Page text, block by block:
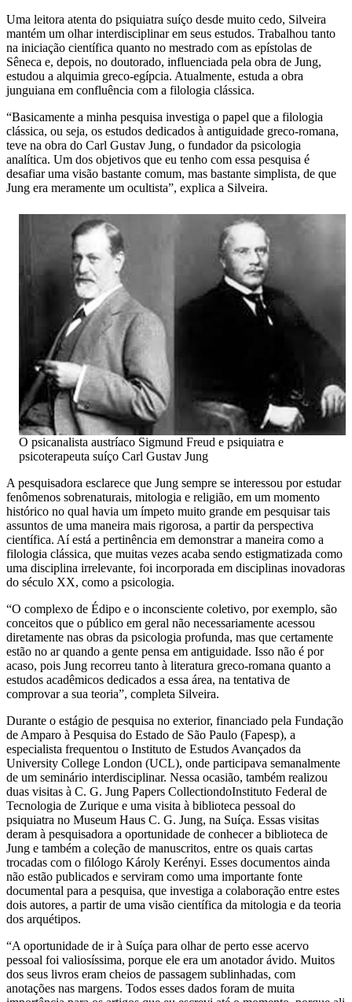
Uma leitora atenta do psiquiatra suíço desde muito cedo, Silveira
mantém um olhar interdisciplinar em seus estudos. Trabalhou tanto
na iniciação científica quanto no mestrado com as epístolas de
Sêneca e, depois, no doutorado, influenciada pela obra de Jung,
estudou a alquimia greco-egípcia. Atualmente, estuda a obra
junguiana em confluência com a filologia clássica.
“Basicamente a minha pesquisa investiga o papel que a filologia
clássica, ou seja, os estudos dedicados à antiguidade greco-romana,
teve na obra do Carl Gustav Jung, o fundador da psicologia
analítica. Um dos objetivos que eu tenho com essa pesquisa é
desafiar uma visão bastante comum, mas bastante simplista, de que
Jung era meramente um ocultista”, explica a Silveira.
O psicanalista austríaco Sigmund Freud e psiquiatra e
psicoterapeuta suíço Carl Gustav Jung
A pesquisadora esclarece que Jung sempre se interessou por estudar
fenômenos sobrenaturais, mitologia e religião, em um momento
histórico no qual havia um ímpeto muito grande em pesquisar tais
assuntos de uma maneira mais rigorosa, a partir da perspectiva
científica. Aí está a pertinência em demonstrar a maneira como a
filologia clássica, que muitas vezes acaba sendo estigmatizada como
uma disciplina irrelevante, foi incorporada em disciplinas inovadoras
do século XX, como a psicologia.
“O complexo de Édipo e o inconsciente coletivo, por exemplo, são
conceitos que o público em geral não necessariamente acessou
diretamente nas obras da psicologia profunda, mas que certamente
estão no ar quando a gente pensa em antiguidade. Isso não é por
acaso, pois Jung recorreu tanto à literatura greco-romana quanto a
estudos acadêmicos dedicados a essa área, na tentativa de
comprovar a sua teoria”, completa Silveira.
Durante o estágio de pesquisa no exterior, financiado pela Fundação
de Amparo à Pesquisa do Estado de São Paulo (Fapesp), a
especialista frequentou o Instituto de Estudos Avançados da
University College London (UCL), onde participava semanalmente
de um seminário interdisciplinar. Nessa ocasião, também realizou
duas visitas à C. G. Jung Papers CollectiondoInstituto Federal de
Tecnologia de Zurique e uma visita à biblioteca pessoal do
psiquiatra no Museum Haus C. G. Jung, na Suíça. Essas visitas
deram à pesquisadora a oportunidade de conhecer a biblioteca de
Jung e também a coleção de manuscritos, entre os quais cartas
trocadas com o filólogo Károly Kerényi. Esses documentos ainda
não estão publicados e serviram como uma importante fonte
documental para a pesquisa, que investiga a colaboração entre estes
dois autores, a partir de uma visão científica da mitologia e da teoria
dos arquétipos.
“A oportunidade de ir à Suíça para olhar de perto esse acervo
pessoal foi valiosíssima, porque ele era um anotador ávido. Muitos
dos seus livros eram cheios de passagem sublinhadas, com
anotações nas margens. Todos esses dados foram de muita